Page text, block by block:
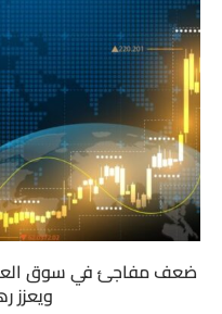
ضعف مفاجئ في سوق
ويعزز